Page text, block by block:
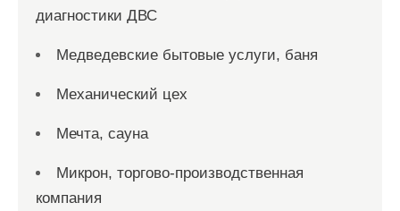
диагностики ДВС
Медведевские бытовые услуги, баня
Механический цех
Мечта, сауна
Микрон, торгово-производственная
компания